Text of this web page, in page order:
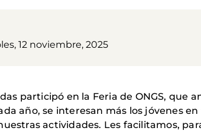
12 noviembre, 2025
participó en la Feria de ONGS, que
año, se interesan más los jóvenes
actividades. Les facilitamos,